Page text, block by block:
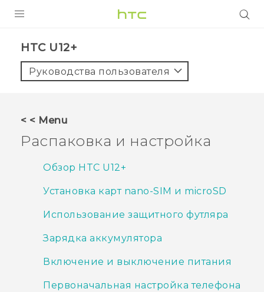
5G
HTC U12+‎
Руководства пользователя
< < Menu
Распаковка и настройка
Обзор HTC U12+‍
Установка карт nano-SIM и microSD
Использование защитного футляра
Зарядка аккумулятора
Включение и выключение питания
Первоначальная настройка телефона